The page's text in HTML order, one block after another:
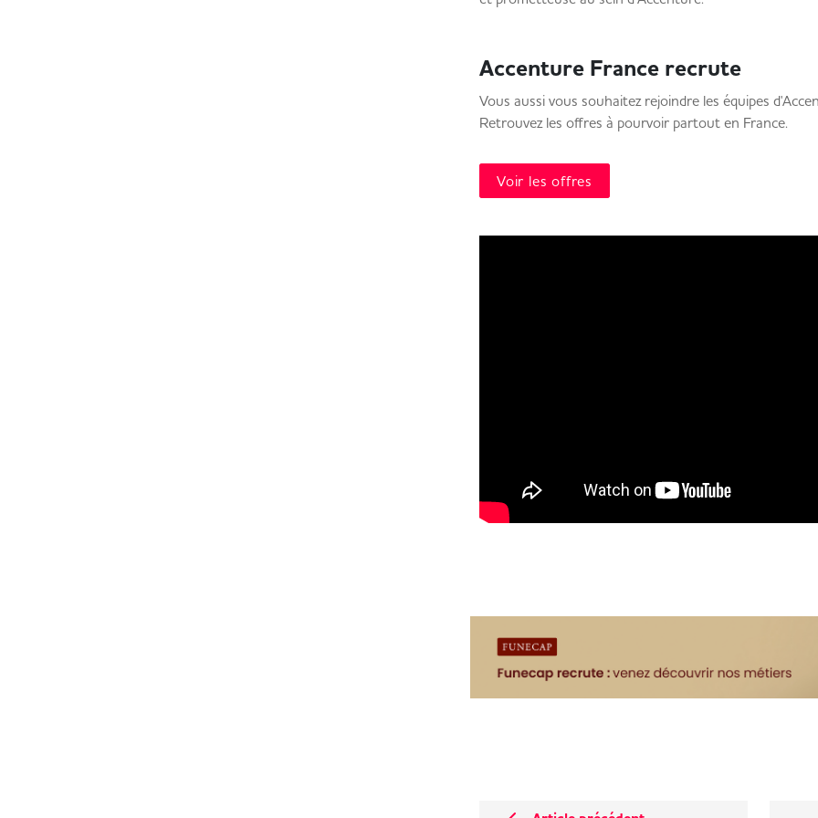
Accenture France recrute
Vous aussi vous souhaitez rejoindre les équipes
Retrouvez les offres à pourvoir partout en France.
Voir les offres